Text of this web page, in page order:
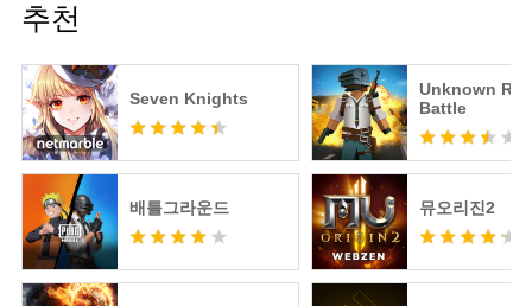
추천
Seven Knights
Unknown
Battle
배틀그라운드 뮤오리진2